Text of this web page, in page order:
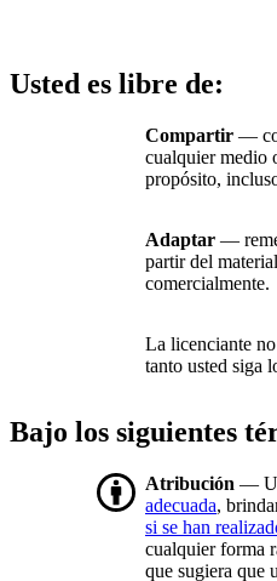
Usted es libre de:
Compartir —
cualquier medio
propósito,
Adaptar —
partir del
comercialmente.
La licenciante
tanto usted siga
Bajo los siguientes
Atribución —
adecuada,
si se han
cualquier forma
que sugiera que